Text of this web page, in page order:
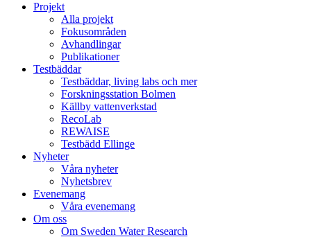
Projekt
Alla projekt
Fokusområden
Avhandlingar
Publikationer
Testbäddar
Testbäddar, living labs och mer
Forskningsstation Bolmen
Källby vattenverkstad
RecoLab
REWAISE
Testbädd Ellinge
Nyheter
Våra nyheter
Nyhetsbrev
Evenemang
Våra evenemang
Om oss
Om Sweden Water Research